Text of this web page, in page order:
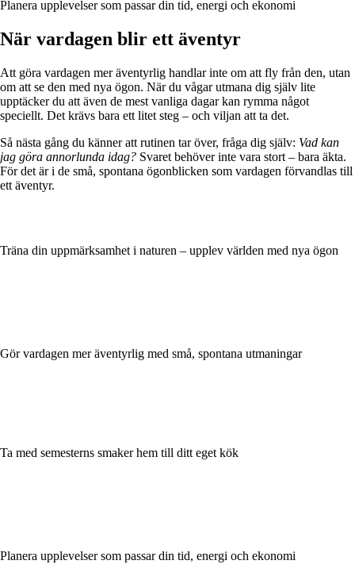
Planera upplevelser som passar din tid, energi och ekonomi
När vardagen blir ett äventyr
Att göra vardagen mer äventyrlig handlar inte om att fly från den, utan
om att se den med nya ögon. När du vågar utmana dig själv lite
upptäcker du att även de mest vanliga dagar kan rymma något
speciellt. Det krävs bara ett litet steg – och viljan att ta det.
Så nästa gång du känner att rutinen tar över, fråga dig själv: Vad kan
jag göra annorlunda idag? Svaret behöver inte vara stort – bara äkta.
För det är i de små, spontana ögonblicken som vardagen förvandlas till
ett äventyr.
Träna din uppmärksamhet i naturen – upplev världen med nya ögon
Gör vardagen mer äventyrlig med små, spontana utmaningar
Ta med semesterns smaker hem till ditt eget kök
Planera upplevelser som passar din tid, energi och ekonomi